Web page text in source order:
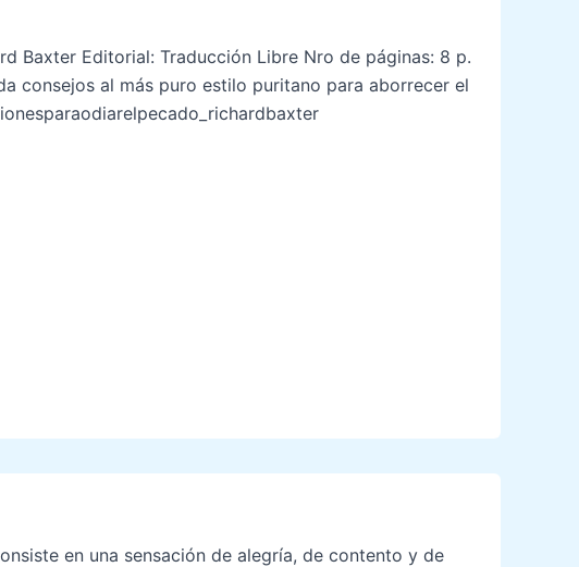
Baxter Editorial: Traducción Libre Nro de páginas: 8 p.
consejos al más puro estilo puritano para aborrecer el
en una sensación de alegría, de contento y de